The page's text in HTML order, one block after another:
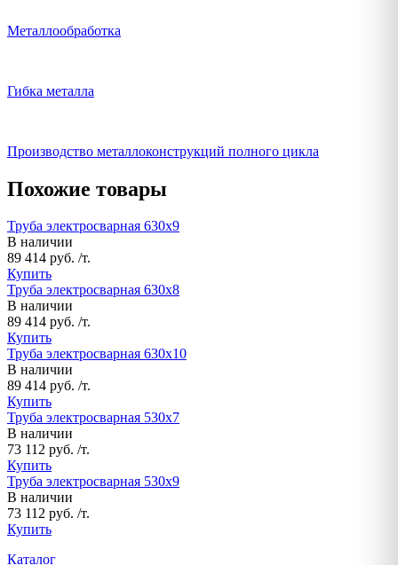
Металлообработка
Гибка металла
Производство металлоконструкций полного цикла
Похожие товары
Труба электросварная 630х9
В наличии
89 414 руб. /т.
Купить
Труба электросварная 630х8
В наличии
89 414 руб. /т.
Купить
Труба электросварная 630х10
В наличии
89 414 руб. /т.
Купить
Труба электросварная 530х7
В наличии
73 112 руб. /т.
Купить
Труба электросварная 530х9
В наличии
73 112 руб. /т.
Купить
Каталог